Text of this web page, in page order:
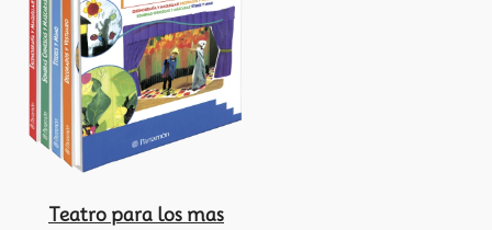
Teatro para los mas